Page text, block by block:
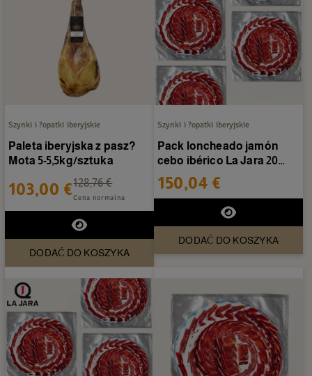
Szynki i ?opatki iberyjskie
Paleta iberyjska z pasz?
Mota 5-5,5kg/sztuka
103,00 €128,76 €
Cena normalna
DODAĆ DO KOSZYKA
Szynki i ?opatki iberyjskie
Pack loncheado jamón
cebo ibérico La Jara 20
torebek
150,04 €
DODAĆ DO KOSZYKA